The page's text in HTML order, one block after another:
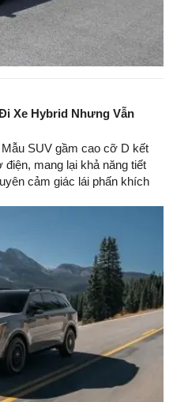
Xe Hybrid Nhưng Vẫn
SUV gầm cao cỡ D kết
mang lại khả năng tiết
cảm giác lái phấn khích